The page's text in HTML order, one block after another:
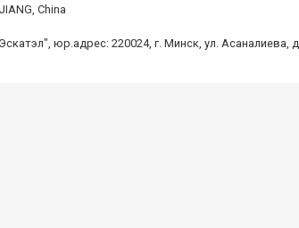
China
юр.адрес: 220024, г. Минск, ул. Асаналиева,